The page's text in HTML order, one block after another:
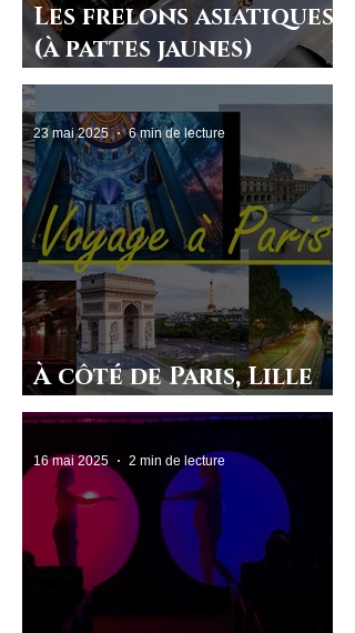
Les frelons asiatiques
(à pattes jaunes)
attaquent nos
abeilles !
À côté de Paris, Lille
est petite !
23 mai 2025 6 min de lecture
16 mai 2025 2 min de lecture